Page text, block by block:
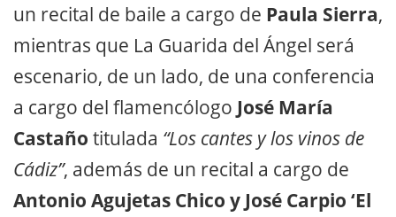
un recital de baile a cargo de Paula Sierra,
mientras que La Guarida del Ángel será
escenario, de un lado, de una conferencia
a cargo del flamencólogo José María
Castaño titulada “Los cantes y los vinos de
Cádiz”, además de un recital a cargo de
Antonio Agujetas Chico y José Carpio ‘El